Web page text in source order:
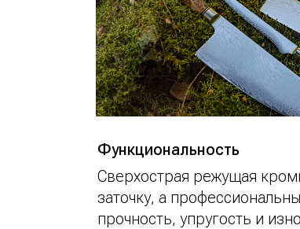
Функциональность
Сверхострая режущая
заточку, а
прочность, упругость и